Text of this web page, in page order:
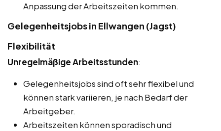
Anpassung der Arbeitszeiten kommen.
Gelegenheitsjobs in Ellwangen (Jagst)
Flexibilität
Unregelmäßige Arbeitsstunden:
Gelegenheitsjobs sind oft sehr flexibel und
können stark variieren, je nach Bedarf der
Arbeitgeber.
Arbeitszeiten können sporadisch und